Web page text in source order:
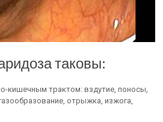
таковы:
кишечным трактом: вздутие, поносы,
отрыжка, изжога,